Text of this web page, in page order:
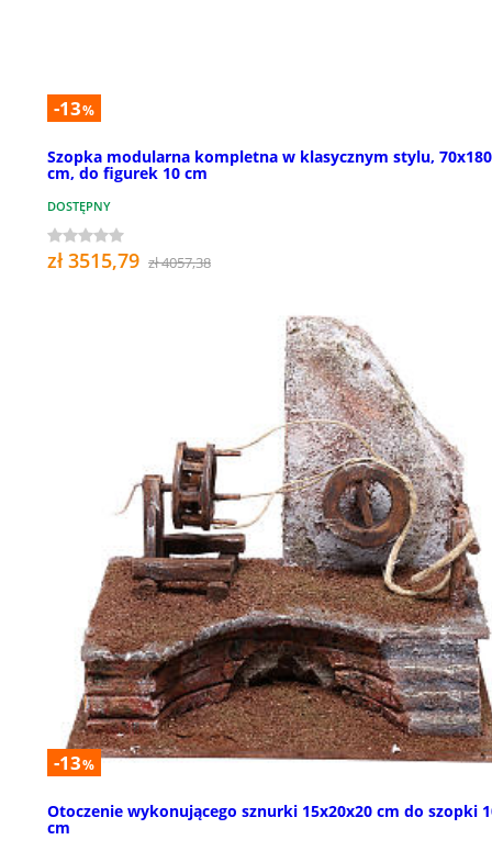
-13%
Szopka modularna kompletna w klasycznym stylu,
cm, do figurek 10 cm
DOSTĘPNY
zł 3515,79 zł 4057,38
-13%
Otoczenie wykonującego sznurki 15x20x20 cm do szopki
cm